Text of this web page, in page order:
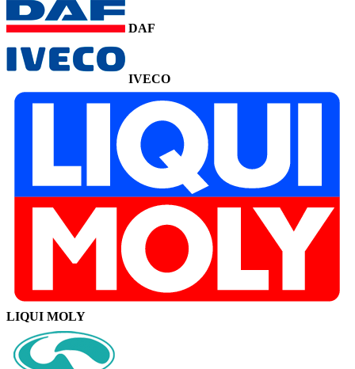
DAF
IVECO
LIQUI MOLY